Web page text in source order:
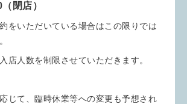
閉店）
をいただいている場合はこの限りでは
店人数を制限させていただきます。
じて、臨時休業等への変更も予想され